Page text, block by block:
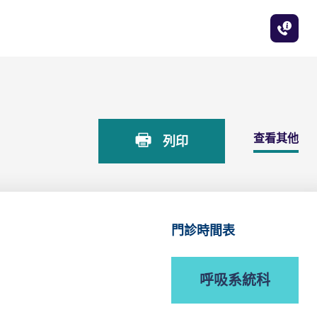
列印 查看其他
門診時間表
呼吸系統科